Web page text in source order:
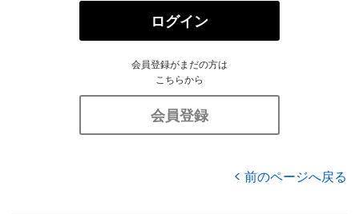
ログイン
会員登録がまだの方は
こちらから
会員登録
前のページへ戻る